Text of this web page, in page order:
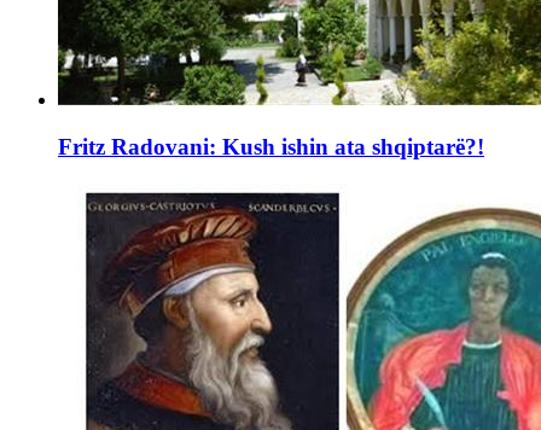
Fritz Radovani: Kush ishin ata shqiptarë?!